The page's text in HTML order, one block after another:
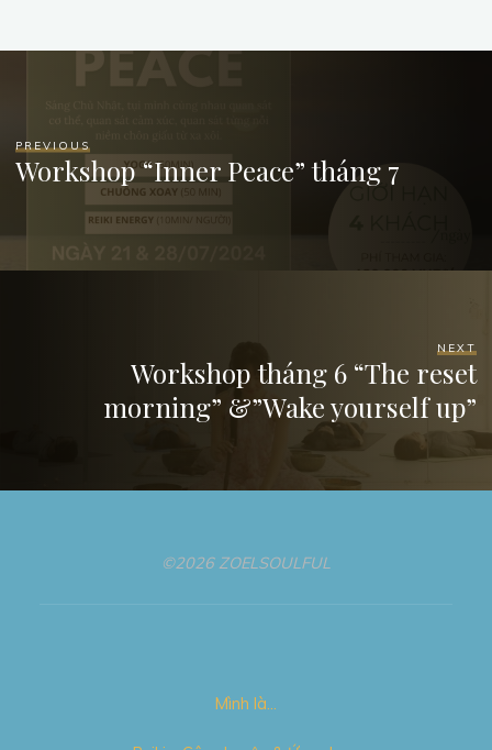
PREVIOUS
Workshop “Inner Peace” tháng 7
NEXT
Workshop tháng 6 “The reset
morning” &”Wake yourself up”
©2026 ZOELSOULFUL
Mình là…